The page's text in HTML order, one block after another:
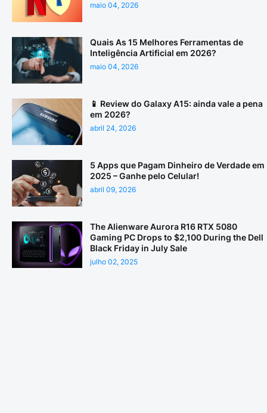
maio 04, 2026
Quais As 15 Melhores Ferramentas de
Inteligência Artificial em 2026?
maio 04, 2026
📱 Review do Galaxy A15: ainda vale a pena
em 2026?
abril 24, 2026
5 Apps que Pagam Dinheiro de Verdade em
2025 – Ganhe pelo Celular!
abril 09, 2026
The Alienware Aurora R16 RTX 5080
Gaming PC Drops to $2,100 During the Dell
Black Friday in July Sale
julho 02, 2025